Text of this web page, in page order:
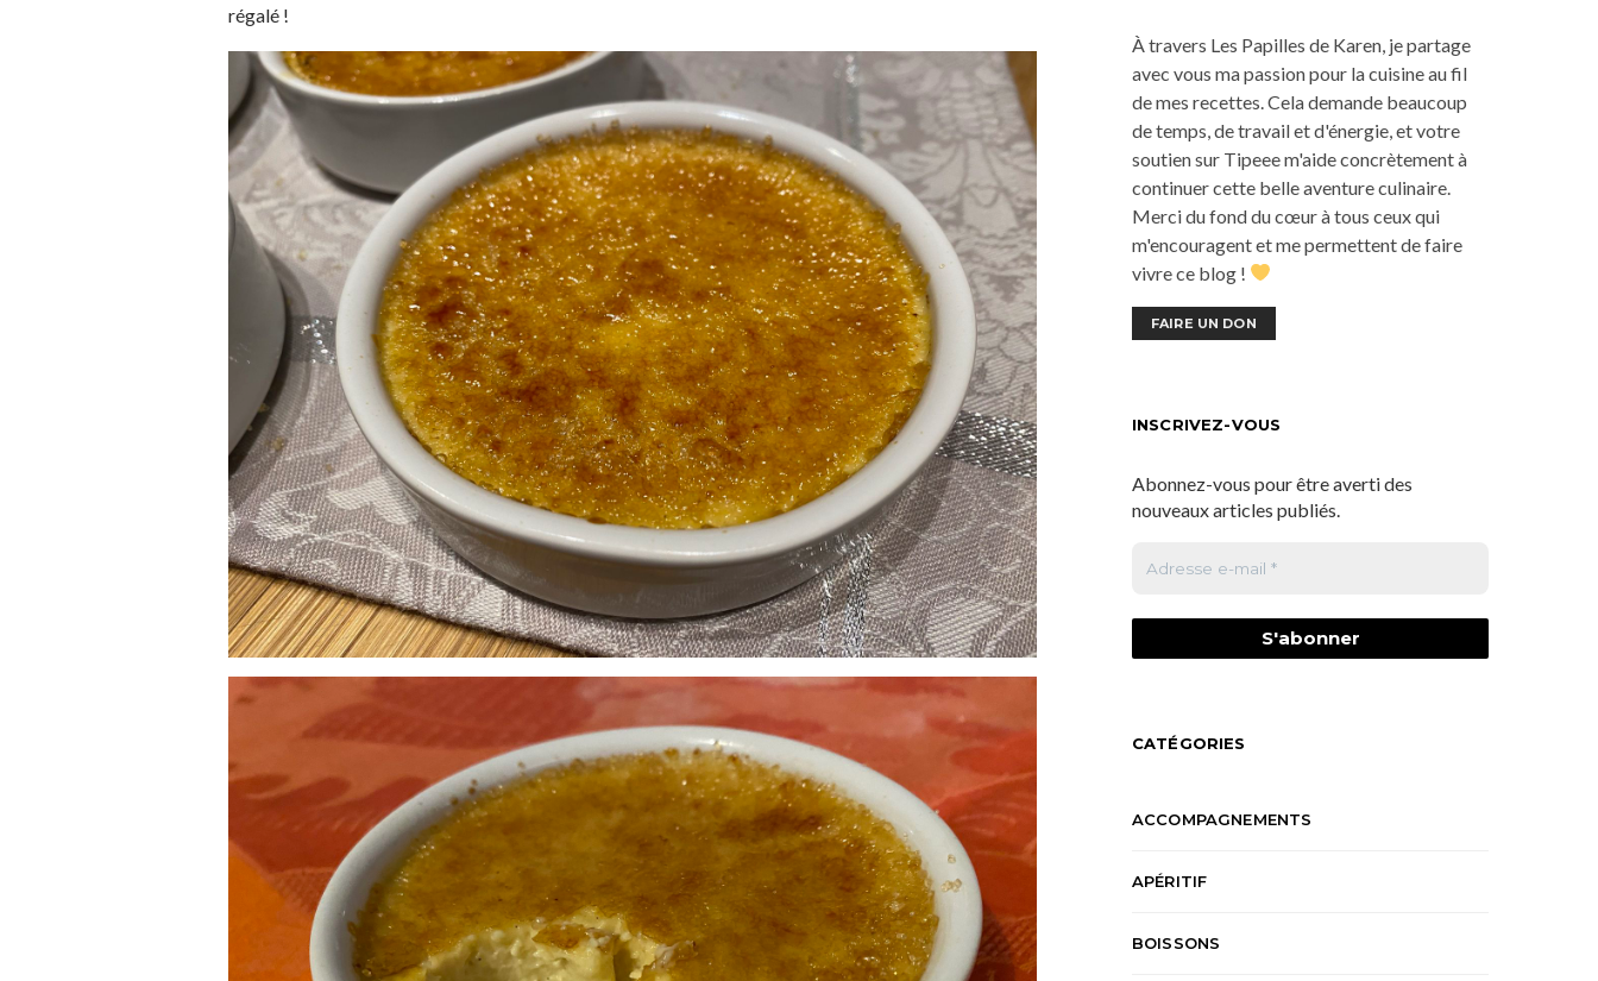
régalé !
À travers Les Papilles de Karen, je partage
avec vous ma passion pour la cuisine au fil
de mes recettes. Cela demande beaucoup
de temps, de travail et d'énergie, et votre
soutien sur Tipeee m'aide concrètement à
continuer cette belle aventure culinaire.
Merci du fond du cœur à tous ceux qui
m'encouragent et me permettent de faire
vivre ce blog !
FAIRE UN DON
INSCRIVEZ-VOUS
Abonnez-vous pour être averti des
nouveaux articles publiés.
CATÉGORIES
ACCOMPAGNEMENTS
APÉRITIF
BOISSONS